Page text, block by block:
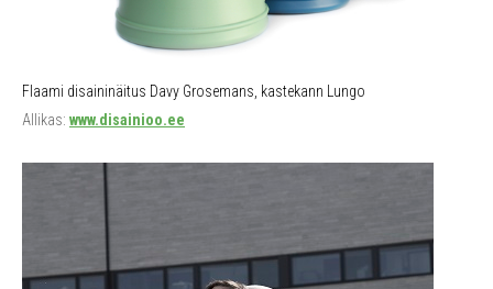
Flaami disaininäitus Davy Grosemans, kastekann Lungo
Allikas: www.disainioo.ee